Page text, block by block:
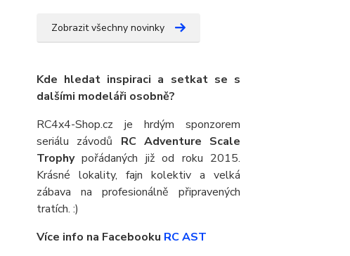
Zobrazit všechny novinky
Kde hledat inspiraci a setkat se s
dalšími modeláři osobně?
RC4x4-Shop.cz je hrdým sponzorem
seriálu závodů RC Adventure Scale
Trophypořádaných již od roku 2015.
Krásné lokality, fajn kolektiv a velká
zábava na profesionálně připravených
tratích. :)
Více info na Facebooku RC AST